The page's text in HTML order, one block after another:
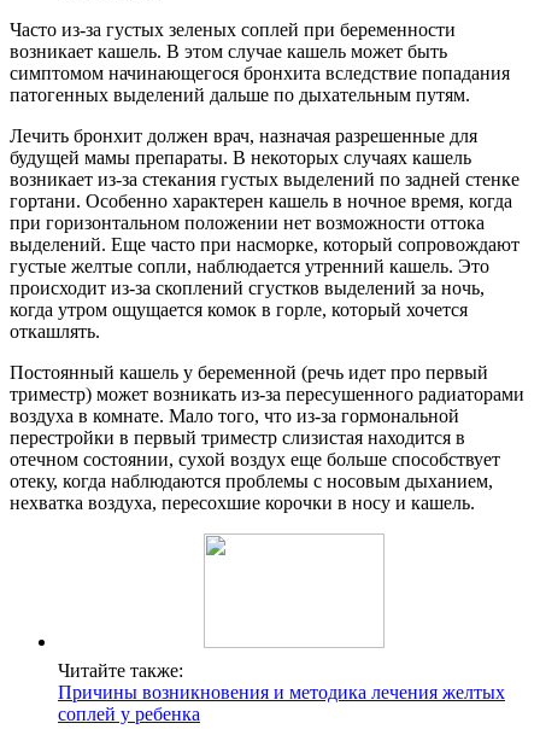
Часто из-за густых зеленых соплей при беременности
возникает кашель. В этом случае кашель может быть
симптомом начинающегося бронхита вследствие попадания
патогенных выделений дальше по дыхательным путям.
Лечить бронхит должен врач, назначая разрешенные для
будущей мамы препараты. В некоторых случаях кашель
возникает из-за стекания густых выделений по задней стенке
гортани. Особенно характерен кашель в ночное время, когда
при горизонтальном положении нет возможности оттока
выделений. Еще часто при насморке, который сопровождают
густые желтые сопли, наблюдается утренний кашель. Это
происходит из-за скоплений сгустков выделений за ночь,
когда утром ощущается комок в горле, который хочется
откашлять.
Постоянный кашель у беременной (речь идет про первый
триместр) может возникать из-за пересушенного радиаторами
воздуха в комнате. Мало того, что из-за гормональной
перестройки в первый триместр слизистая находится в
отечном состоянии, сухой воздух еще больше способствует
отеку, когда наблюдаются проблемы с носовым дыханием,
нехватка воздуха, пересохшие корочки в носу и кашель.
Читайте также:
Причины возникновения и методика лечения желтых
соплей у ребенка